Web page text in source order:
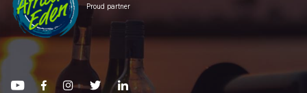
Proud partner